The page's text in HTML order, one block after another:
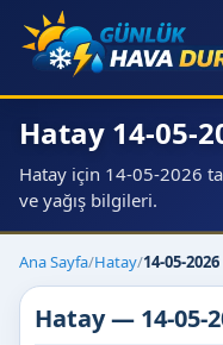
Hatay 14-05-
Hatay için 14-05-2026
ve yağış bilgileri.
Ana Sayfa/Hatay/14-05-2026
Hatay — 14-05-